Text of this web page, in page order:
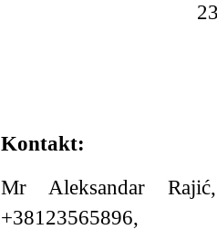
Kontakt:
Mr Aleksandar
+38123565896,